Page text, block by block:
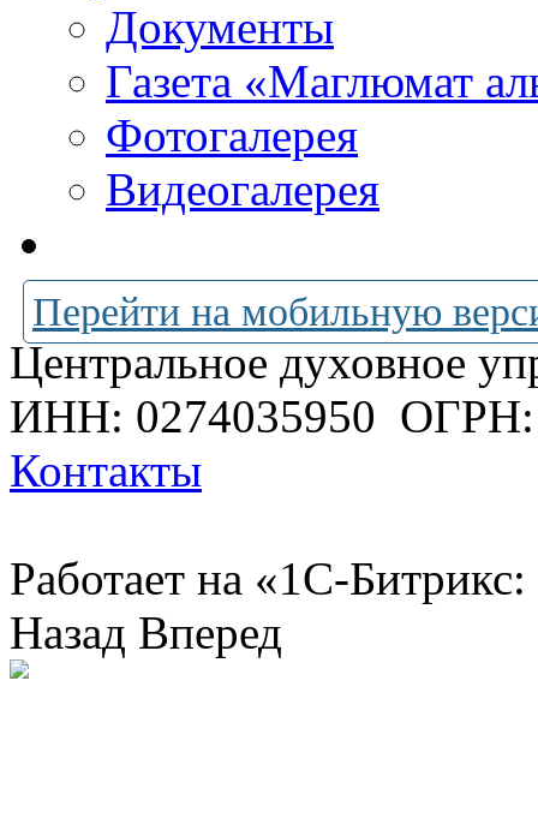
Документы
Газета «Маглюмат
Фотогалерея
Видеогалерея
Перейти на мобильную
Центральное духовное
ИНН: 0274035950 ОГРН:
Контакты
Работает на «1С-
Назад Вперед